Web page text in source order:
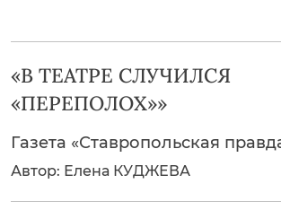
«В ТЕАТРЕ СЛУЧИЛСЯ
«ПЕРЕПОЛОХ»»
Газета «Ставропольская
Автор: Елена КУДЖЕВА